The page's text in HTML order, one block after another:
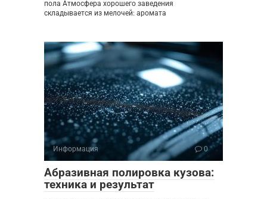
пола Атмосфера хорошего заведения
складывается из мелочей: аромата
Информация 0
Абразивная полировка кузова:
техника и результат